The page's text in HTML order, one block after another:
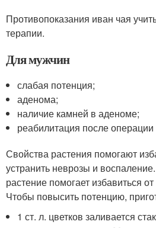
Противопоказания иван чая
терапии.
Для мужчин
слабая потенция;
аденома;
наличие камней в аденоме;
реабилитация после операции
Свойства растения помогают
устранить неврозы и
растение помогает избавиться
Чтобы повысить потенцию,
1 ст. л. цветков заливается